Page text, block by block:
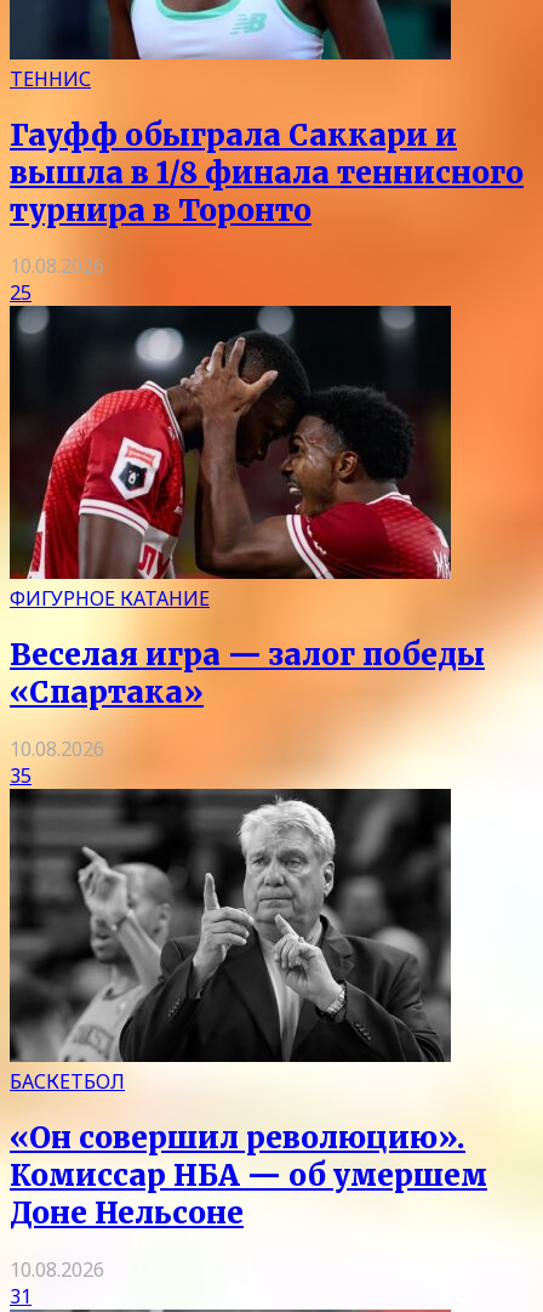
ТЕННИС
Гауфф обыграла Саккари и
вышла в 1/8 финала теннисного
турнира в Торонто
10.08.2026
25
ФИГУРНОЕ КАТАНИЕ
Веселая игра — залог победы
«Спартака»
10.08.2026
35
БАСКЕТБОЛ
«Он совершил революцию».
Комиссар НБА — об умершем
Доне Нельсоне
10.08.2026
31